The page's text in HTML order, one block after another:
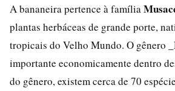
A bananeira pertence à família
plantas herbáceas de grande porte,
tropicais do Velho Mundo. O gênero
importante economicamente dentro
do gênero, existem cerca de 70